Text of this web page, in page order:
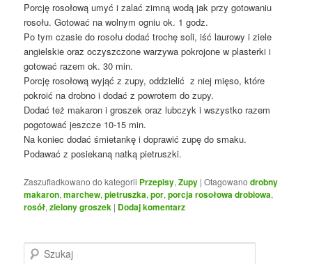
Porcję rosołową umyć i zalać zimną wodą jak przy gotowaniu
rosołu. Gotować na wolnym ogniu ok. 1 godz.
Po tym czasie do rosołu dodać trochę soli, iść laurowy i ziele
angielskie oraz oczyszczone warzywa pokrojone w plasterki i
gotować razem ok. 30 min.
Porcję rosołową wyjąć z zupy, oddzielić z niej mięso, które
pokroić na drobno i dodać z powrotem do zupy.
Dodać też makaron i groszek oraz lubczyk i wszystko razem
pogotować jeszcze 10-15 min.
Na koniec dodać śmietankę i doprawić zupę do smaku.
Podawać z posiekaną natką pietruszki.
Zaszufladkowano do kategorii Przepisy,Zupy |Otagowano drobny
makaron,marchew,pietruszka,por,porcja rosołowa drobiowa,
rosół,zielony groszek | Dodaj komentarz